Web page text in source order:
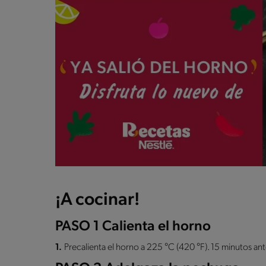
¡A cocinar!
PASO 1 Calienta el horno
1. Precalienta el horno a 225 °C (420 °F). 15 minutos